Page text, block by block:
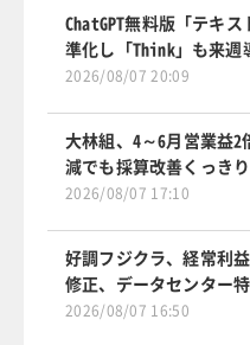
ChatGPT無料版「テキ
準化し「Think」も来週
2026/08/07 20:09
大林組、4～6月営業益
減でも採算改善くっきり
2026/08/07 17:10
好調フジクラ、経常利
修正、データセンター
2026/08/07 16:50